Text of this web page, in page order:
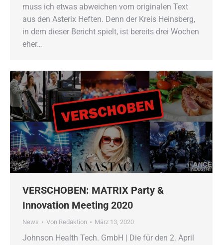
muss ich etwas abweichen vom originalen Text
aus den Asterix Heften. Denn der Kreis Heinsberg,
in dem dieser Bericht spielt, ist bereits drei Wochen
eher…
VERSCHOBEN: MATRIX Party &
Innovation Meeting 2020
News Von Redaktion März 13, 2020
Johnson Health Tech. GmbH | Die für den 2. April